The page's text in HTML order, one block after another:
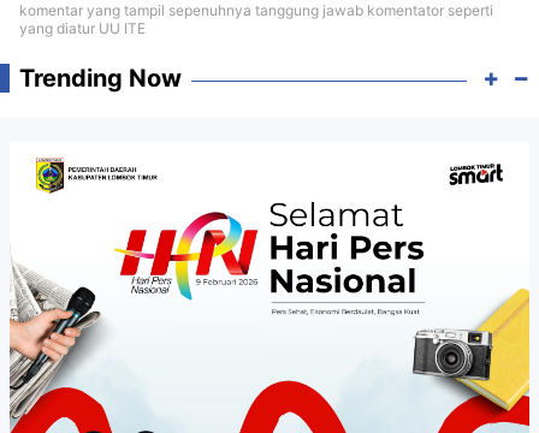
komentar yang tampil sepenuhnya tanggung jawab komentator seperti
yang diatur UU ITE
Trending Now